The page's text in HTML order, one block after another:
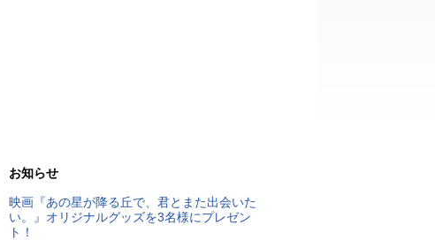
お知らせ
映画『あの星が降る丘で、君とまた出会いた
い。』オリジナルグッズを3名様にプレゼン
ト！